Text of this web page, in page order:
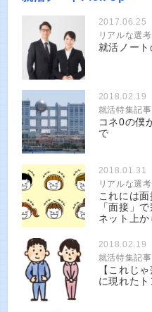
2017.06.25
リアルな選
就活ノー
2018.02.19
就活特集記事
コネ0の僕
で
2018.01.31
リアルな選
これには
「面接」
ネット上か
2018.02.19
就活特集記事
【これじ
に現れた